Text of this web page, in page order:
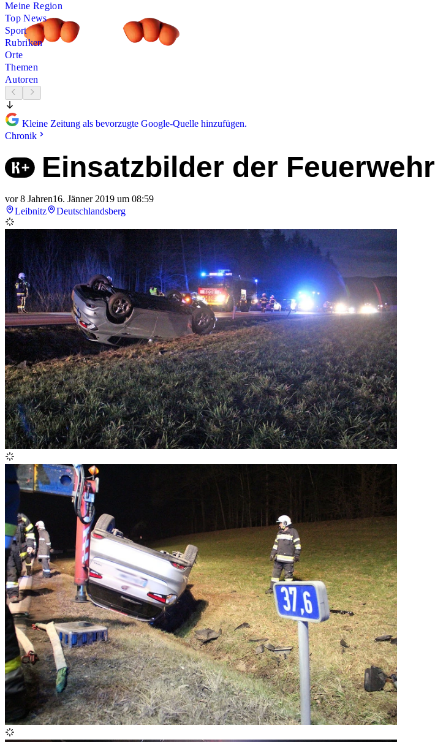
Meine Region
Top News
Sport
Rubriken
Orte
Themen
Autoren
Kleine Zeitung als bevorzugte Google-Quelle hinzufügen.
Chronik
Einsatzbilder der Feuerwehr
vor 8 Jahren16. Jänner 2019 um 08:59
Leibnitz
Deutschlandsberg